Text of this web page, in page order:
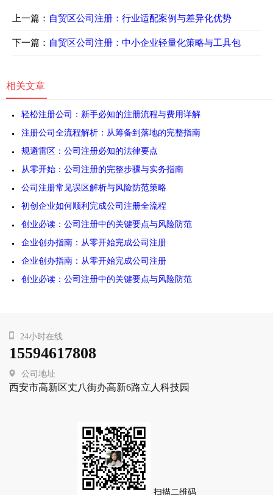
上一篇： 自贸区公司注册：行业适配案例与差异化优势
下一篇： 自贸区公司注册：中小企业轻量化策略与工具包
相关文章
轻松注册公司：新手必知的注册流程与费用详解
注册公司全流程解析：从筹备到落地的完整指南
规避雷区：公司注册必知的法律要点
从零开始：公司注册的完整步骤与实务指南
公司注册常见误区解析与风险防范策略
初创企业如何顺利完成公司注册全流程
创业必读：公司注册中的关键要点与风险防范
企业创办指南：从零开始完成公司注册
企业创办指南：从零开始完成公司注册
创业必读：公司注册中的关键要点与风险防范
24小时在线
15594617808
公司地址
西安市高新区丈八街办高新6路立人科技园
扫描二维码